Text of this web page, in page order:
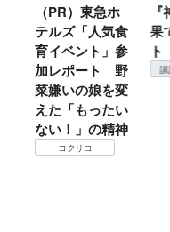
（PR）東急ホ
テルズ「人気食
育イベント」参
加レポート 野
菜嫌いの娘を変
えた「もったい
ない！」の精神
コクリコ
果
ト